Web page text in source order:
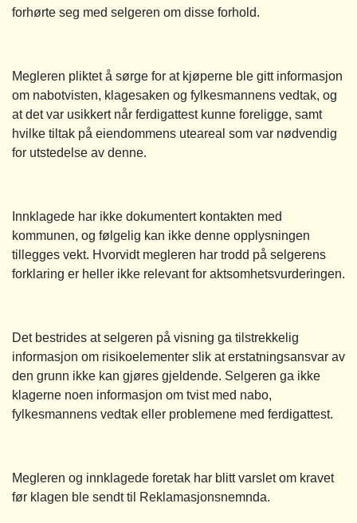
forhørte seg med selgeren om disse forhold.
Megleren pliktet å sørge for at kjøperne ble gitt informasjon
om nabotvisten, klagesaken og fylkesmannens vedtak, og
at det var usikkert når ferdigattest kunne foreligge, samt
hvilke tiltak på eiendommens uteareal som var nødvendig
for utstedelse av denne.
Innklagede har ikke dokumentert kontakten med
kommunen, og følgelig kan ikke denne opplysningen
tillegges vekt. Hvorvidt megleren har trodd på selgerens
forklaring er heller ikke relevant for aktsomhetsvurderingen.
Det bestrides at selgeren på visning ga tilstrekkelig
informasjon om risikoelementer slik at erstatningsansvar av
den grunn ikke kan gjøres gjeldende. Selgeren ga ikke
klagerne noen informasjon om tvist med nabo,
fylkesmannens vedtak eller problemene med ferdigattest.
Megleren og innklagede foretak har blitt varslet om kravet
før klagen ble sendt til Reklamasjonsnemnda.